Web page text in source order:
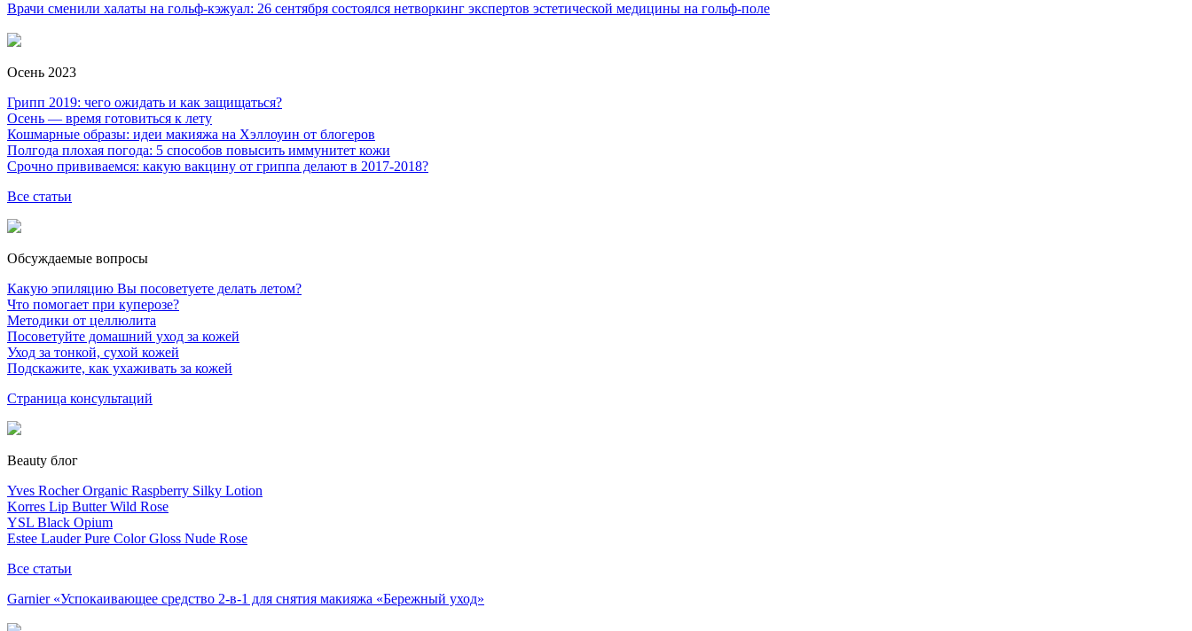
Врачи сменили халаты на гольф-кэжуал: 26 сентября состоялся нетворкинг экспертов эстетической медицины на гольф-поле
Осень 2023
Грипп 2019: чего ожидать и как защищаться?
Осень — время готовиться к лету
Кошмарные образы: идеи макияжа на Хэллоуин от блогеров
Полгода плохая погода: 5 способов повысить иммунитет кожи
Срочно прививаемся: какую вакцину от гриппа делают в 2017-2018?
Все статьи
Обсуждаемые вопросы
Какую эпиляцию Вы посоветуете делать летом?
Что помогает при куперозе?
Методики от целлюлита
Посоветуйте домашний уход за кожей
Уход за тонкой, сухой кожей
Подскажите, как ухаживать за кожей
Страница консультаций
Beauty блог
Yves Rocher Organic Raspberry Silky Lotion
Korres Lip Butter Wild Rose
YSL Black Opium
Estee Lauder Pure Color Gloss Nude Rose
Все статьи
Garnier «Успокаивающее средство 2-в-1 для снятия макияжа «Бережный уход»